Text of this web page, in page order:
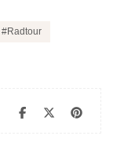
Radtour